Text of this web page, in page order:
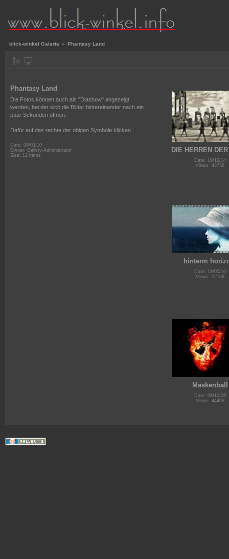
blick-winkel Galerie » Phantasy Land
Phantasy Land
Die Fotos können auch als "Diashow" angezeigt
werden, bei der sich die Bilder hintereinander nach ein
paar Sekunden öffnen.
Dafür auf das rechte der obigen Symbole klicken.
Date: 08/03/10
Owner: Gallery-Administrator
Size: 12 items
DIE HERREN
Date: 19/10/14
Views: 43756
hinterm
Date: 18/05/10
Views: 52168
Maskenball
Date: 08/10/08
Views: 44493